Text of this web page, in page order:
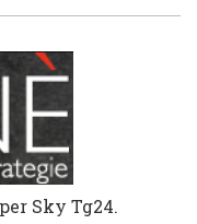
Sky Tg24.